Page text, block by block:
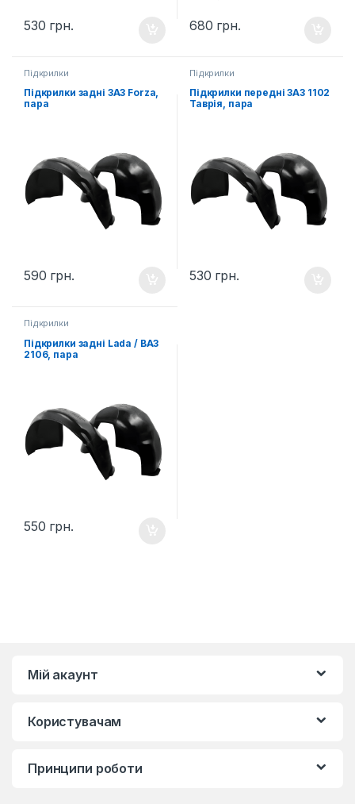
530 грн. 680 грн.
Підкрилки
Підкрилки задні ЗАЗ Forza,
пара
590 грн.
Підкрилки
Підкрилки передні ЗАЗ 1102
Таврія, пара
530 грн.
Підкрилки
Підкрилки задні Lada / ВАЗ
2106, пара
550 грн.
Мій акаунт
Користувачам
Принципи роботи